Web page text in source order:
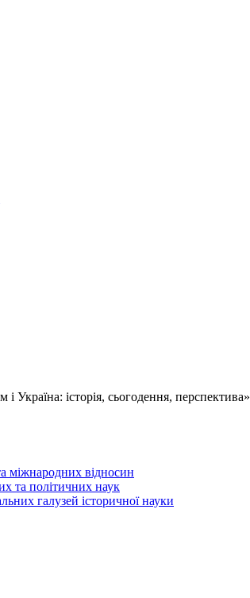
Україна: історія, сьогодення, перспектива»
міжнародних відносин
та політичних наук
галузей історичної науки